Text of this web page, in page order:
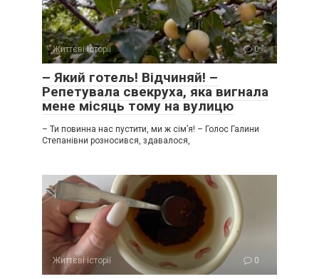
Життєві історії 0
– Який готель! Відчиняй! –
Репетувала свекруха, яка вигнала
мене місяць тому на вулицю
– Ти повинна нас пустити, ми ж сім’я! – Голос Галини
Степанівни розносився, здавалося,
Життєві історії 0